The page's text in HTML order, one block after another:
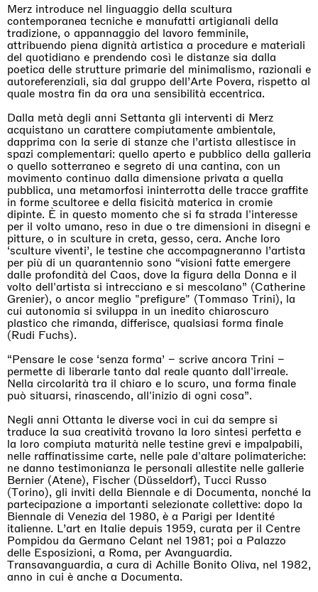
Merz introduce nel linguaggio della scultura
contemporanea tecniche e manufatti artigianali della
tradizione, o appannaggio del lavoro femminile,
attribuendo piena dignità artistica a procedure e materiali
del quotidiano e prendendo così le distanze sia dalla
poetica delle strutture primarie del minimalismo, razionali e
autoreferenziali, sia dal gruppo dell’Arte Povera, rispetto al
quale mostra fin da ora una sensibilità eccentrica.
Dalla metà degli anni Settanta gli interventi di Merz
acquistano un carattere compiutamente ambientale,
dapprima con la serie di stanze che l’artista allestisce in
spazi complementari: quello aperto e pubblico della galleria
o quello sotterraneo e segreto di una cantina, con un
movimento continuo dalla dimensione privata a quella
pubblica, una metamorfosi ininterrotta delle tracce graffite
in forme scultoree e della fisicità materica in cromie
dipinte. È in questo momento che si fa strada l'interesse
per il volto umano, reso in due o tre dimensioni in disegni e
pitture, o in sculture in creta, gesso, cera. Anche loro
‘sculture viventi’, le testine che accompagneranno l’artista
per più di un quarantennio sono “visioni fatte emergere
dalle profondità del Caos, dove la figura della Donna e il
volto dell'artista si intrecciano e si mescolano” (Catherine
Grenier), o ancor meglio "prefigure" (Tommaso Trini), la
cui autonomia si sviluppa in un inedito chiaroscuro
plastico che rimanda, differisce, qualsiasi forma finale
(Rudi Fuchs).
“Pensare le cose ‘senza forma’ – scrive ancora Trini –
permette di liberarle tanto dal reale quanto dall'irreale.
Nella circolarità tra il chiaro e lo scuro, una forma finale
può situarsi, rinascendo, all'inizio di ogni cosa”.
Negli anni Ottanta le diverse voci in cui da sempre si
traduce la sua creatività trovano la loro sintesi perfetta e
la loro compiuta maturità nelle testine grevi e impalpabili,
nelle raffinatissime carte, nelle pale d'altare polimateriche:
ne danno testimonianza le personali allestite nelle gallerie
Bernier (Atene), Fischer (Düsseldorf), Tucci Russo
(Torino), gli inviti della Biennale e di Documenta, nonché la
partecipazione a importanti selezionate collettive: dopo la
Biennale di Venezia del 1980, è a Parigi per Identité
italienne. L’art en Italie depuis 1959, curata per il Centre
Pompidou da Germano Celant nel 1981; poi a Palazzo
delle Esposizioni, a Roma, per Avanguardia.
Transavanguardia, a cura di Achille Bonito Oliva, nel 1982,
anno in cui è anche a Documenta.